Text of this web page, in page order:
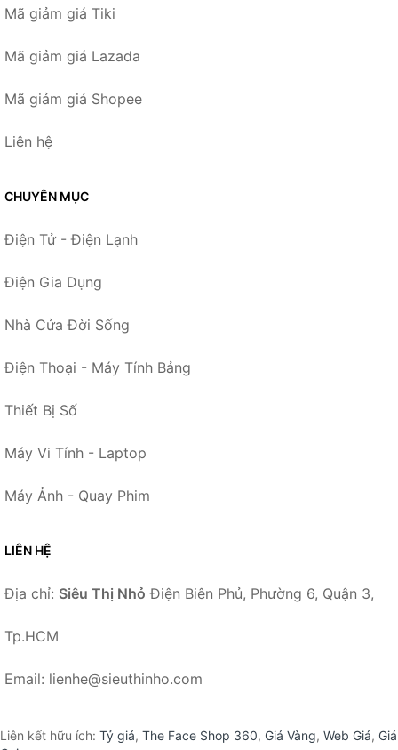
Mã giảm giá Tiki
Mã giảm giá Lazada
Mã giảm giá Shopee
Liên hệ
CHUYÊN MỤC
Điện Tử - Điện Lạnh
Điện Gia Dụng
Nhà Cửa Đời Sống
Điện Thoại - Máy Tính Bảng
Thiết Bị Số
Máy Vi Tính - Laptop
Máy Ảnh - Quay Phim
LIÊN HỆ
Địa chỉ: Siêu Thị Nhỏ Điện Biên Phủ, Phường 6, Quận 3,
Tp.HCM
Email: lienhe@sieuthinho.com
Liên kết hữu ích: Tỷ giá, The Face Shop 360, Giá Vàng, Web Giá, Giá